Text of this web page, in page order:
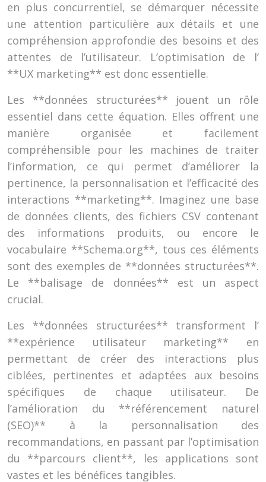
en plus concurrentiel, se démarquer nécessite
une attention particulière aux détails et une
compréhension approfondie des besoins et des
attentes de l’utilisateur. L’optimisation de l’
**UX marketing** est donc essentielle.
Les **données structurées** jouent un rôle
essentiel dans cette équation. Elles offrent une
manière organisée et facilement
compréhensible pour les machines de traiter
l’information, ce qui permet d’améliorer la
pertinence, la personnalisation et l’efficacité des
interactions **marketing**. Imaginez une base
de données clients, des fichiers CSV contenant
des informations produits, ou encore le
vocabulaire **Schema.org**, tous ces éléments
sont des exemples de **données structurées**.
Le **balisage de données** est un aspect
crucial.
Les **données structurées** transforment l’
**expérience utilisateur marketing** en
permettant de créer des interactions plus
ciblées, pertinentes et adaptées aux besoins
spécifiques de chaque utilisateur. De
l’amélioration du **référencement naturel
(SEO)** à la personnalisation des
recommandations, en passant par l’optimisation
du **parcours client**, les applications sont
vastes et les bénéfices tangibles.